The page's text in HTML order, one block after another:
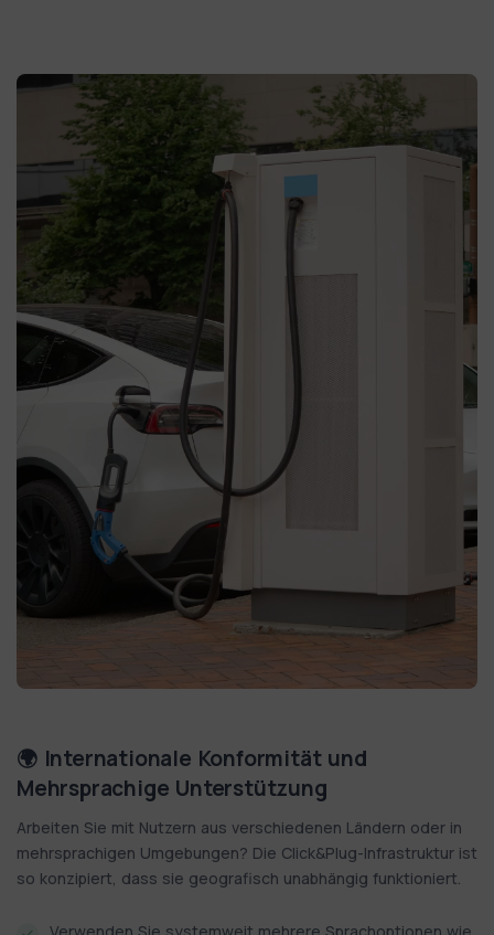
🌍 Internationale Konformität und
Mehrsprachige Unterstützung
Arbeiten Sie mit Nutzern aus verschiedenen Ländern oder in
mehrsprachigen Umgebungen? Die Click&Plug-Infrastruktur ist
so konzipiert, dass sie geografisch unabhängig funktioniert.